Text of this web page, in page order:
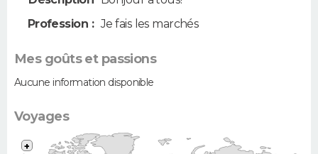
Profession : Je fais les marchés
Mes goûts et passions
Aucune information disponible
Voyages
+